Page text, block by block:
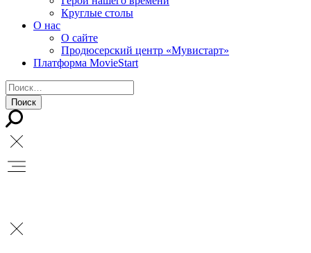
Круглые столы
О нас
О сайте
Продюсерский центр «Мувистарт»
Платформа MovieStart